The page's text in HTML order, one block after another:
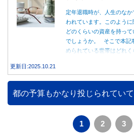
定年退職時が、人生のな
われています。このよう
どのくらいの資産を持っ
でしょうか。 そこで本記
められている世帯はどれ
更新日:2025.10.21
都の予算もかなり投じられてい
1 2 3